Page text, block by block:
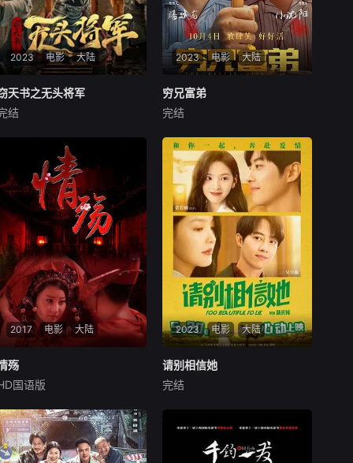
2023 电影 大陆
窃天书之无头将军
晋松
以阿古力为首的狼卫军觊
觎窃天氏的龙脉宝藏和天下第
一美人-史天骄，企图占领硫
勒城以便寻找其所在。守城将
军史万夫寡不敌众，为救城中
百姓和女儿史天骄，他与好友
肖不平合谋，利用记载窃天氏
秘术的《窃天书》，
天书之无头将军
结
2023 电影 大陆
穷兄富弟
小沈阳
身患尿毒症的司机王有财
（潘斌龙饰），意外结识患有
先天心脏病家境优越的富二代
李致远（小沈阳饰），二人意
外配型相符签署“生死协议”。
为成全王有财的遗愿，李致远
带着王有财给妻子相亲，王有
财也鼓励李致远去
穷兄富弟
完结
2017 电影 大陆
情殇
熊艺岚
程风工作努力，聪明健
谈，性格开朗大方，有一个未
婚妻叫静雅，两人正准备结
婚。静雅有个闺蜜叫小沁，程
殇
国语版
2023 电影 大陆
请别相信她
章若楠
“江湖女骗子”白娜（章若
楠饰）与“小镇憨憨男”方耀东
（吴昱翰饰）在船上不打不相
识，谁料冤家路窄白娜阴差阳
请别相信她
完结